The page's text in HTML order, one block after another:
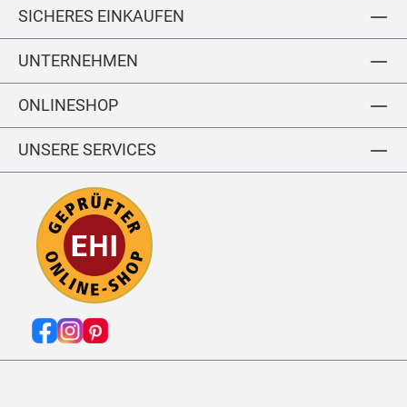
SICHERES EINKAUFEN
UNTERNEHMEN
ONLINESHOP
UNSERE SERVICES